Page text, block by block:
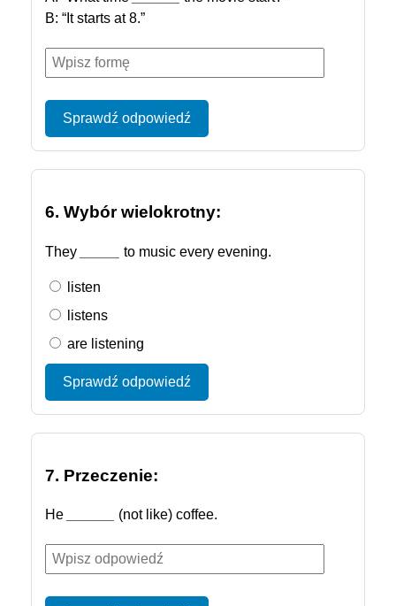
B: “It starts at 8.”
Sprawdź odpowiedź
6. Wybór wielokrotny:
They to music every evening.
listen
listens
are listening
Sprawdź odpowiedź
7. Przeczenie:
He (not like) coffee.